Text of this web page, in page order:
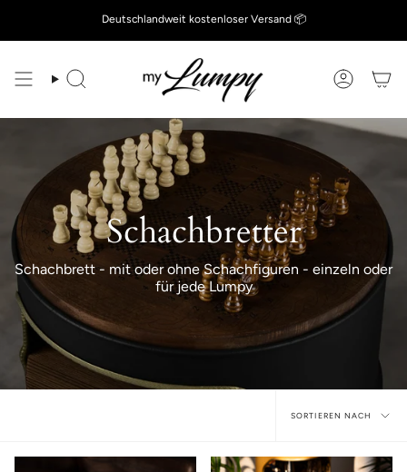
springen
Deutschlandweit kostenloser Versand 📦
Suche Konto
Schachbretter
Schachbrett - mit oder ohne Schachfiguren - einzeln oder
für jede Lumpy
Sortieren
nach
SORTIEREN NACH